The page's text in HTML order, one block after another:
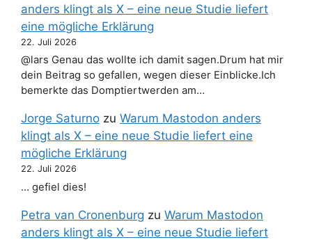
anders klingt als X – eine neue Studie liefert
eine mögliche Erklärung
22. Juli 2026
@lars Genau das wollte ich damit sagen.Drum hat mir
dein Beitrag so gefallen, wegen dieser Einblicke.Ich
bemerkte das Domptiertwerden am…
Jorge Saturno zu Warum Mastodon anders
klingt als X – eine neue Studie liefert eine
mögliche Erklärung
22. Juli 2026
… gefiel dies!
Petra van Cronenburg zu Warum Mastodon
anders klingt als X – eine neue Studie liefert